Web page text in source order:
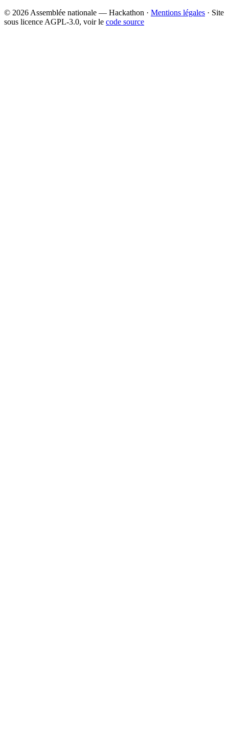
© 2026 Assemblée nationale — Hackathon · Mentions légales · Site
sous licence AGPL-3.0, voir le code source